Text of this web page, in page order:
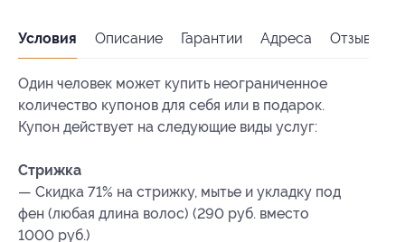
Условия Описание Гарантии Адреса Отзывы
Один человек может купить неограниченное
количество купонов для себя или в подарок.
Купон действует на следующие виды услуг:
Стрижка
— Скидка 71% на стрижку, мытье и укладку под
фен (любая длина волос) (290 руб. вместо
1000 руб.)